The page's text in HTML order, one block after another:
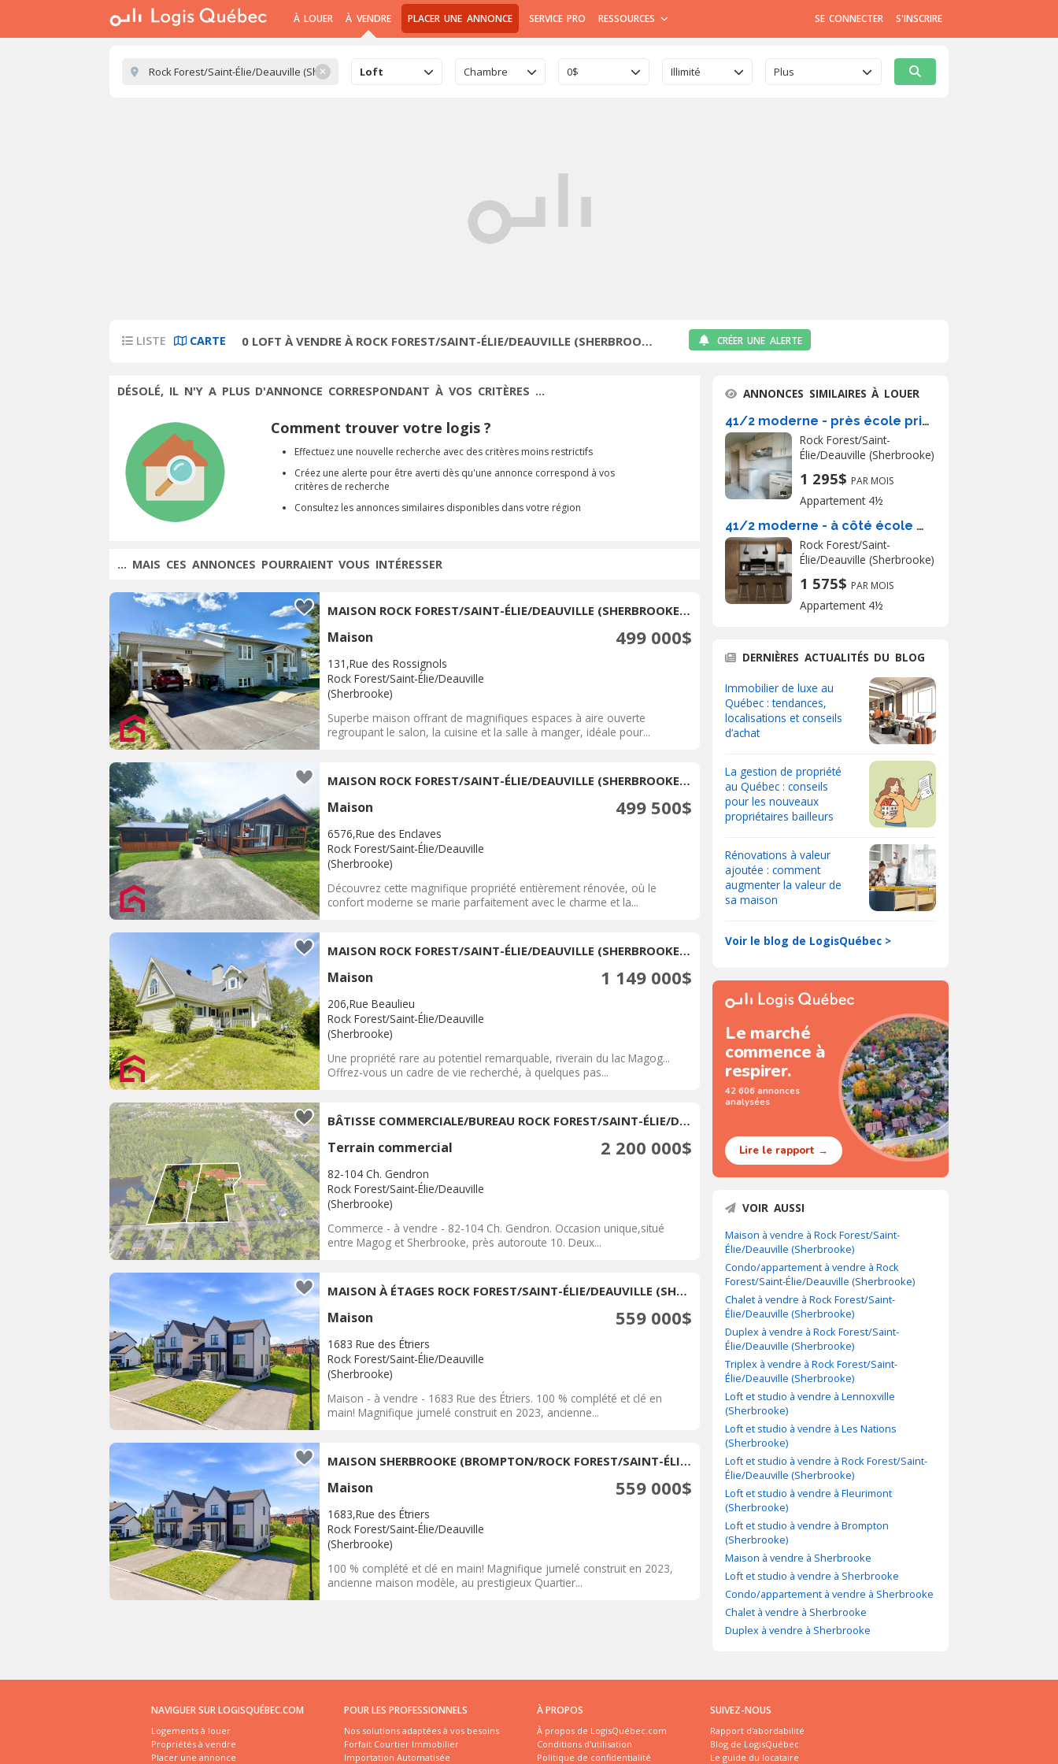
À LOUER À VENDRE PLACER UNE ANNONCE SERVICE PRO RESSOURCES SE CONNECTER S'INSCRIRE
✕ Loft Chambre 0$ Illimité Plus
LISTE CARTE 0 LOFT À VENDRE À ROCK FOREST/SAINT-ÉLIE/DEAUVILLE (SHERBROOKE) CRÉER UNE ALERTE
DÉSOLÉ, IL N'Y A PLUS D'ANNONCE CORRESPONDANT À VOS CRITÈRES ...
Comment trouver votre logis ?
Effectuez une nouvelle recherche avec des critères moins restrictifs
Créez une alerte pour être averti dès qu'une annonce correspond à vos
critères de recherche
Consultez les annonces similaires disponibles dans votre région
... MAIS CES ANNONCES POURRAIENT VOUS INTÉRESSER
MAISON ROCK FOREST/SAINT-ÉLIE/DEAUVILLE (SHERBROOKE) À VENDRE
Maison 499 000$
131,Rue des Rossignols
Rock Forest/Saint-Élie/Deauville
(Sherbrooke)
Superbe maison offrant de magnifiques espaces à aire ouverte
regroupant le salon, la cuisine et la salle à manger, idéale pour...
MAISON ROCK FOREST/SAINT-ÉLIE/DEAUVILLE (SHERBROOKE) À VENDRE
Maison 499 500$
6576,Rue des Enclaves
Rock Forest/Saint-Élie/Deauville
(Sherbrooke)
Découvrez cette magnifique propriété entièrement rénovée, où le
confort moderne se marie parfaitement avec le charme et la...
MAISON ROCK FOREST/SAINT-ÉLIE/DEAUVILLE (SHERBROOKE) À VENDRE
Maison 1 149 000$
206,Rue Beaulieu
Rock Forest/Saint-Élie/Deauville
(Sherbrooke)
Une propriété rare au potentiel remarquable, riverain du lac Magog...
Offrez-vous un cadre de vie recherché, à quelques pas...
BÂTISSE COMMERCIALE/BUREAU ROCK FOREST/SAINT-ÉLIE/DEAUVILLE (SHERBROOKE) À VENDRE
Terrain commercial 2 200 000$
82-104 Ch. Gendron
Rock Forest/Saint-Élie/Deauville
(Sherbrooke)
Commerce - à vendre - 82-104 Ch. Gendron. Occasion unique,situé
entre Magog et Sherbrooke, près autoroute 10. Deux...
MAISON À ÉTAGES ROCK FOREST/SAINT-ÉLIE/DEAUVILLE (SHERBROOKE) À VENDRE
Maison 559 000$
1683 Rue des Étriers
Rock Forest/Saint-Élie/Deauville
(Sherbrooke)
Maison - à vendre - 1683 Rue des Étriers. 100 % complété et clé en
main! Magnifique jumelé construit en 2023, ancienne...
MAISON SHERBROOKE (BROMPTON/ROCK FOREST/SAINT-ÉLIE/DEAUVILLE) � VENDRE
Maison 559 000$
1683,Rue des Étriers
Rock Forest/Saint-Élie/Deauville
(Sherbrooke)
100 % complété et clé en main! Magnifique jumelé construit en 2023,
ancienne maison modèle, au prestigieux Quartier...
ANNONCES SIMILAIRES À LOUER
41/2 moderne - près école primaire
Rock Forest/Saint-
Élie/Deauville (Sherbrooke)
1 295$ PAR MOIS
Appartement 4½
41/2 moderne - à côté école primaire
Rock Forest/Saint-
Élie/Deauville (Sherbrooke)
1 575$ PAR MOIS
Appartement 4½
DERNIÈRES ACTUALITÉS DU BLOG
Immobilier de luxe au
Québec : tendances,
localisations et conseils
d’achat
La gestion de propriété
au Québec : conseils
pour les nouveaux
propriétaires bailleurs
Rénovations à valeur
ajoutée : comment
augmenter la valeur de
sa maison
Voir le blog de LogisQuébec >
Le marché
commence à
respirer.
42 606 annonces
analysées
Lire le rapport →
VOIR AUSSI
Maison à vendre à Rock Forest/Saint-
Élie/Deauville (Sherbrooke)
Condo/appartement à vendre à Rock
Forest/Saint-Élie/Deauville (Sherbrooke)
Chalet à vendre à Rock Forest/Saint-
Élie/Deauville (Sherbrooke)
Duplex à vendre à Rock Forest/Saint-
Élie/Deauville (Sherbrooke)
Triplex à vendre à Rock Forest/Saint-
Élie/Deauville (Sherbrooke)
Loft et studio à vendre à Lennoxville
(Sherbrooke)
Loft et studio à vendre à Les Nations
(Sherbrooke)
Loft et studio à vendre à Rock Forest/Saint-
Élie/Deauville (Sherbrooke)
Loft et studio à vendre à Fleurimont
(Sherbrooke)
Loft et studio à vendre à Brompton
(Sherbrooke)
Maison à vendre à Sherbrooke
Loft et studio à vendre à Sherbrooke
Condo/appartement à vendre à Sherbrooke
Chalet à vendre à Sherbrooke
Duplex à vendre à Sherbrooke
NAVIGUER SUR LOGISQUÉBEC.COM
Logements à louer
Propriétés à vendre
Placer une annonce
POUR LES PROFESSIONNELS
Nos solutions adaptées à vos besoins
Forfait Courtier Immobilier
Importation Automatisée
À PROPOS
À propos de LogisQuébec.com
Conditions d'utilisation
Politique de confidentialité
SUIVEZ-NOUS
Rapport d'abordabilité
Blog de LogisQuébec
Le guide du locataire